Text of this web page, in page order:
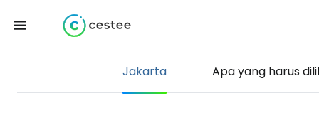
Jakarta Apa yang harus